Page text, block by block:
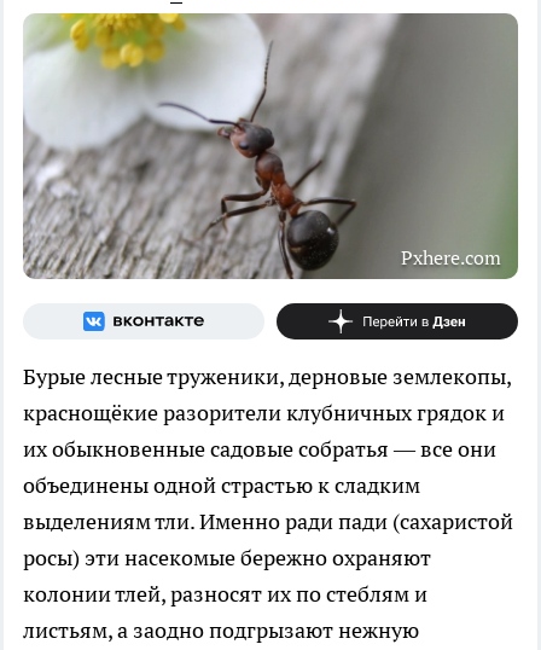
Pxhere.com
Бурые лесные труженики, дерновые землекопы,
краснощёкие разорители клубничных грядок и
их обыкновенные садовые собратья — все они
объединены одной страстью к сладким
выделениям тли. Именно ради пади (сахаристой
росы) эти насекомые бережно охраняют
колонии тлей, разносят их по стеблям и
листьям, а заодно подгрызают нежную